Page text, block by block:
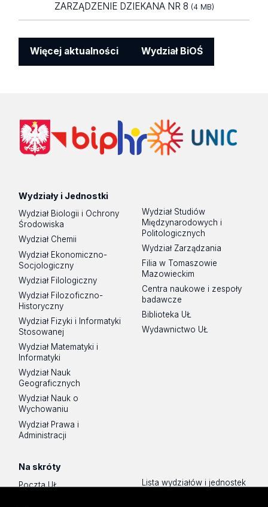
ZARZĄDZENIE DZIEKANA NR 8 (4 MB)
Więcej aktualności Wydział BiOŚ
Wydziały i Jednostki
Wydział Biologii i Ochrony
Środowiska
Wydział Chemii
Wydział Ekonomiczno-
Socjologiczny
Wydział Filologiczny
Wydział Filozoficzno-
Historyczny
Wydział Fizyki i Informatyki
Stosowanej
Wydział Matematyki i
Informatyki
Wydział Nauk
Geograficznych
Wydział Nauk o
Wychowaniu
Wydział Prawa i
Administracji
Wydział Studiów
Międzynarodowych i
Politologicznych
Wydział Zarządzania
Filia w Tomaszowie
Mazowieckim
Centra naukowe i zespoły
badawcze
Biblioteka UŁ
Wydawnictwo UŁ
Na skróty
Poczta UŁ
Lista wydziałów i jednostek